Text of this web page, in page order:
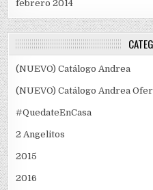
febrero 2014
(NUEVO) Catálogo Andrea
(NUEVO) Catálogo Andrea
#QuedateEnCasa
2 Angelitos
2015
2016